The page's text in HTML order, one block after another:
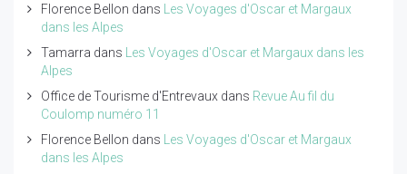
Florence Bellon dans
Les Voyages d'Oscar et Margaux
dans les Alpes
Tamarra dans
Les Voyages d'Oscar et Margaux dans les
Alpes
Office de Tourisme d'Entrevaux dans Revue Au fil du
Coulomp numéro 11
Florence Bellon dans
Les Voyages d'Oscar et Margaux
dans les Alpes